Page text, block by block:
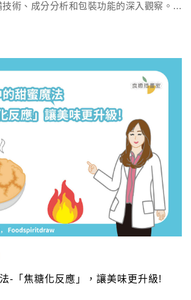
術、成分分析和包裝功能的深入觀察。研
於養成優秀的食品研發專家，提供創新的
-「焦糖化反應」，讓美味更升級!